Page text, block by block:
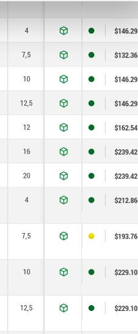
4 $146.29
7,5 $132.36
10 $146.29
12,5 $146.29
12 $162.54
16 $239.42
20 $239.42
4 $212.86
7,5 $193.76
10 $229.10
12,5 $229.10